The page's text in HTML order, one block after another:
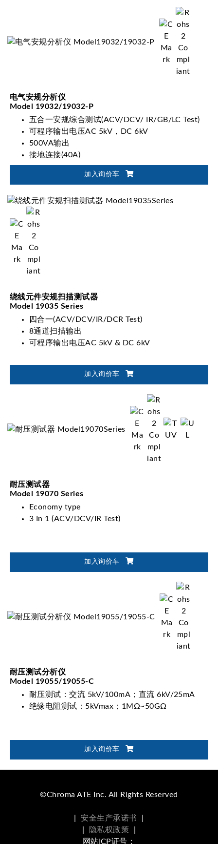
电气安规分析仪
Model 19032/19032-P
五合一安规综合测试(ACV/DCV/ IR/GB/LC Test)
可程序输出电压AC 5kV，DC 6kV
500VA输出
接地连接(40A)
加入询价车
绕线元件安规扫描测试器
Model 19035 Series
四合一(ACV/DCV/IR/DCR Test)
8通道扫描输出
可程序输出电压AC 5kV & DC 6kV
加入询价车
耐压测试器
Model 19070 Series
Economy type
3 In 1 (ACV/DCV/IR Test)
加入询价车
耐压测试分析仪
Model 19055/19055-C
耐压测试：交流 5kV/100mA；直流 6kV/25mA
绝缘电阻测试：5kVmax；1MΩ~50GΩ
加入询价车
©Chroma ATE Inc. All Rights Reserved
安全生产承诺书
隐私权政策
网站ICP证号：